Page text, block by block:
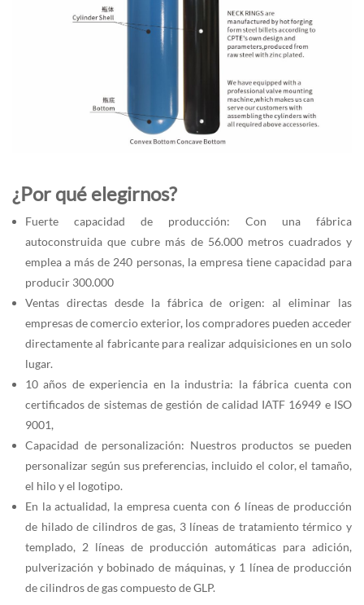
¿Por qué elegirnos?
Fuerte capacidad de producción: Con una fábrica
autoconstruida que cubre más de 56.000 metros cuadrados y
emplea a más de 240 personas, la empresa tiene capacidad para
producir 300.000
Ventas directas desde la fábrica de origen: al eliminar las
empresas de comercio exterior, los compradores pueden acceder
directamente al fabricante para realizar adquisiciones en un solo
lugar.
10 años de experiencia en la industria: la fábrica cuenta con
certificados de sistemas de gestión de calidad IATF 16949 e ISO
9001,
Capacidad de personalización: Nuestros productos se pueden
personalizar según sus preferencias, incluido el color, el tamaño,
el hilo y el logotipo.
En la actualidad, la empresa cuenta con 6 líneas de producción
de hilado de cilindros de gas, 3 líneas de tratamiento térmico y
templado, 2 líneas de producción automáticas para adición,
pulverización y bobinado de máquinas, y 1 línea de producción
de cilindros de gas compuesto de GLP.